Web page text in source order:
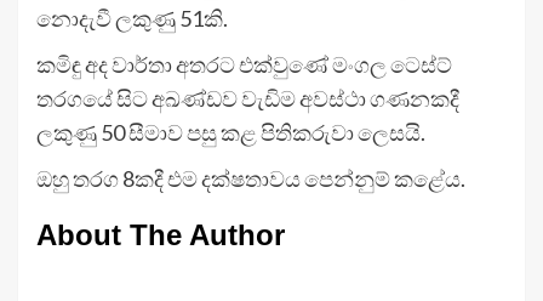
නොදැවී ලකුණු 51කි.
කමිඳු අද වාර්තා අතරට එක්වුණේ මංගල ටෙස්ට්
තරගයේ සිට අඛණ්ඩව වැඩිම අවස්ථා ගණනකදී
ලකුණු 50 සීමාව පසු කළ පිතිකරුවා ලෙසයි.
ඔහු තරග 8කදී එම දක්ෂතාවය පෙන්නුම් කළේය.
About The Author